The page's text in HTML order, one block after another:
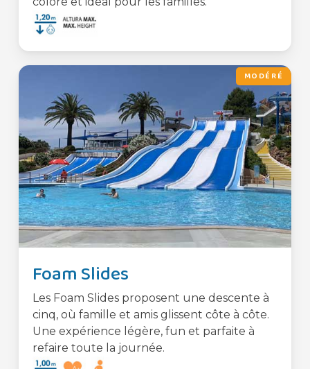
MODÉRÉ
Foam Slides
Les Foam Slides proposent une descente à
cinq, où famille et amis glissent côte à côte.
Une expérience légère, fun et parfaite à
refaire toute la journée.